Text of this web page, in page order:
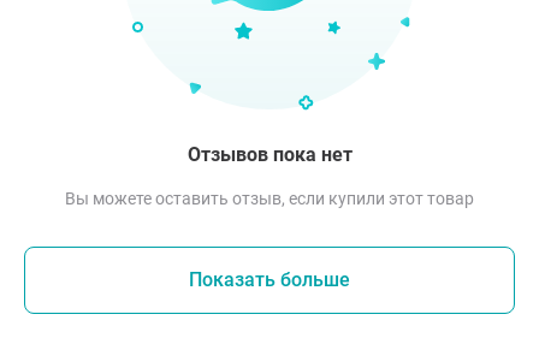
Отзывов пока нет
Вы можете оставить отзыв, если купили этот товар
Показать больше